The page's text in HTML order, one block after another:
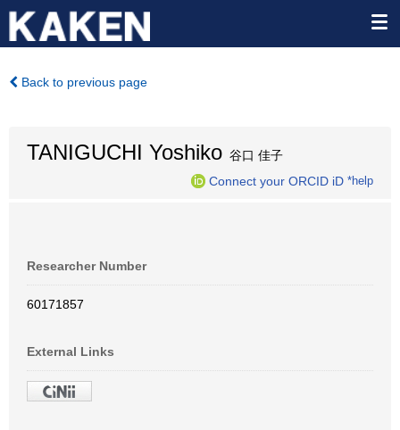
Back to previous page
TANIGUCHI Yoshiko 谷口 佳子
Connect your ORCID iD *help
Researcher Number
60171857
External Links